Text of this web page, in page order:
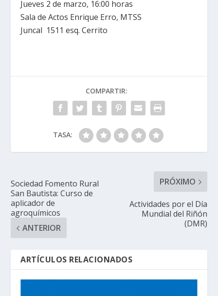
Jueves 2 de marzo, 16:00 horas
Sala de Actos Enrique Erro, MTSS
Juncal 1511 esq. Cerrito
COMPARTIR:
TASA:
Sociedad Fomento Rural
San Bautista: Curso de
aplicador de
agroquímicos
ANTERIOR
PRÓXIMO
Actividades por el Día
Mundial del Riñón
(DMR)
ARTÍCULOS RELACIONADOS